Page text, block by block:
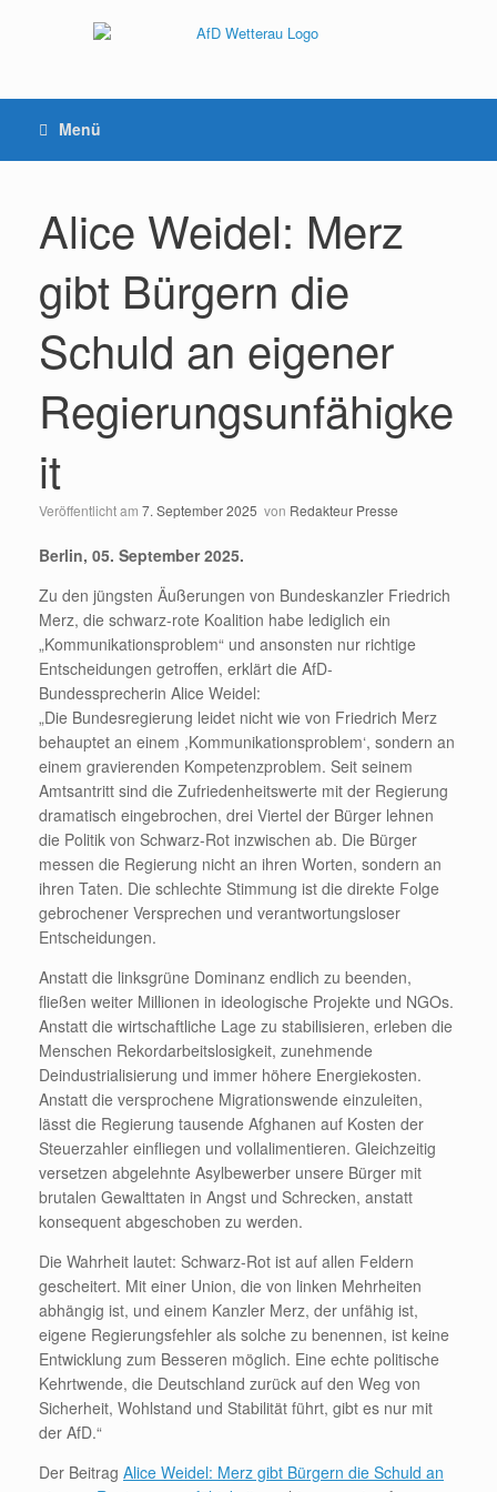
Menü
Alice Weidel: Merz
gibt Bürgern die
Schuld an eigener
Regierungsunfähigke
it
Veröffentlicht am 7. September 2025 von Redakteur Presse
Berlin, 05. September 2025.
Zu den jüngsten Äußerungen von Bundeskanzler Friedrich
Merz, die schwarz-rote Koalition habe lediglich ein
„Kommunikationsproblem“ und ansonsten nur richtige
Entscheidungen getroffen, erklärt die AfD-
Bundessprecherin Alice Weidel:
„Die Bundesregierung leidet nicht wie von Friedrich Merz
behauptet an einem ,Kommunikationsproblem‘, sondern an
einem gravierenden Kompetenzproblem. Seit seinem
Amtsantritt sind die Zufriedenheitswerte mit der Regierung
dramatisch eingebrochen, drei Viertel der Bürger lehnen
die Politik von Schwarz-Rot inzwischen ab. Die Bürger
messen die Regierung nicht an ihren Worten, sondern an
ihren Taten. Die schlechte Stimmung ist die direkte Folge
gebrochener Versprechen und verantwortungsloser
Entscheidungen.
Anstatt die linksgrüne Dominanz endlich zu beenden,
fließen weiter Millionen in ideologische Projekte und NGOs.
Anstatt die wirtschaftliche Lage zu stabilisieren, erleben die
Menschen Rekordarbeitslosigkeit, zunehmende
Deindustrialisierung und immer höhere Energiekosten.
Anstatt die versprochene Migrationswende einzuleiten,
lässt die Regierung tausende Afghanen auf Kosten der
Steuerzahler einfliegen und vollalimentieren. Gleichzeitig
versetzen abgelehnte Asylbewerber unsere Bürger mit
brutalen Gewalttaten in Angst und Schrecken, anstatt
konsequent abgeschoben zu werden.
Die Wahrheit lautet: Schwarz-Rot ist auf allen Feldern
gescheitert. Mit einer Union, die von linken Mehrheiten
abhängig ist, und einem Kanzler Merz, der unfähig ist,
eigene Regierungsfehler als solche zu benennen, ist keine
Entwicklung zum Besseren möglich. Eine echte politische
Kehrtwende, die Deutschland zurück auf den Weg von
Sicherheit, Wohlstand und Stabilität führt, gibt es nur mit
der AfD.“
Der Beitrag Alice Weidel: Merz gibt Bürgern die Schuld an